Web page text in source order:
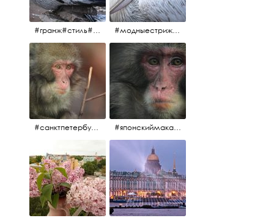
#гранж#стиль#тренд#тренд2017 #модныестрижки#санктпетербург #пеликан #птицы#причёски #модныестрижки#стильныестрижки#причёски#зоопарк #пеликан#санктпетербург #причёскиподуше
#санктпетербург #macacafuscata #macaca #ленинградскийзоопарк #снежнаяобезьяна #японскиймакак #макака #зоопарк #японскиймакак#снежнаяобезьяна#приматы#макака#зоопарк#животные#ленинградскийзоопарк#macaca#macacafuscata#санктпетербург